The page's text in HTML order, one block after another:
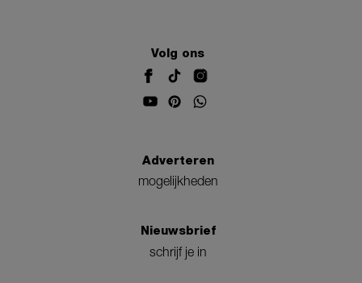
Volg ons
Adverteren
mogelijkheden
Nieuwsbrief
schrijf je in